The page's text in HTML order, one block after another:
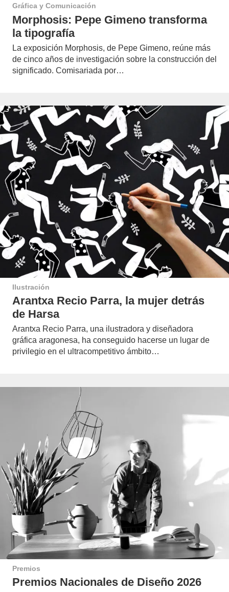
Gráfica y Comunicación
Morphosis: Pepe Gimeno transforma
la tipografía
La exposición Morphosis, de Pepe Gimeno, reúne más
de cinco años de investigación sobre la construcción del
significado. Comisariada por…
Ilustración
Arantxa Recio Parra, la mujer detrás
de Harsa
Arantxa Recio Parra, una ilustradora y diseñadora
gráfica aragonesa, ha conseguido hacerse un lugar de
privilegio en el ultracompetitivo ámbito…
Premios
Premios Nacionales de Diseño 2026